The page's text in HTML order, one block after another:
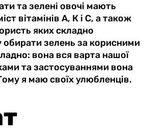
та зелені овочі мають
вітамінів А, К і С, а також
яких складно
обирати зелень за корисними
вона вся варта нашої
та застосуваннями вона
я маю своїх улюбленців.